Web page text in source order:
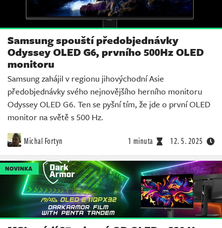
Samsung spouští předobjednávky
Odyssey OLED G6, prvního 500Hz OLED
monitoru
Samsung zahájil v regionu jihovýchodní Asie
předobjednávky svého nejnovějšího herního monitoru
Odyssey OLED G6. Ten se pyšní tím, že jde o první OLED
monitor na světě s 500 Hz.
Michal Fortyn 1 minuta 12. 5. 2025
NOVINKA